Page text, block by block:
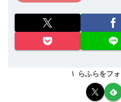
らふらをフ